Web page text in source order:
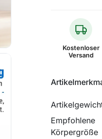
Kostenloser
Versand
Empfohlene
Körpergröße